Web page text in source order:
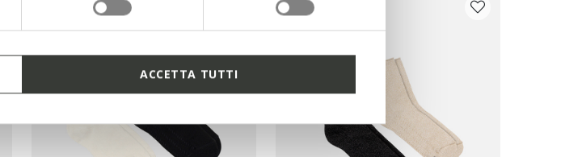
ACCETTA TUTTI